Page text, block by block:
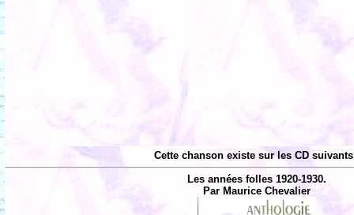
Cette chanson existe sur les CD
Les années folles 1920-1930.
Par Maurice Chevalier